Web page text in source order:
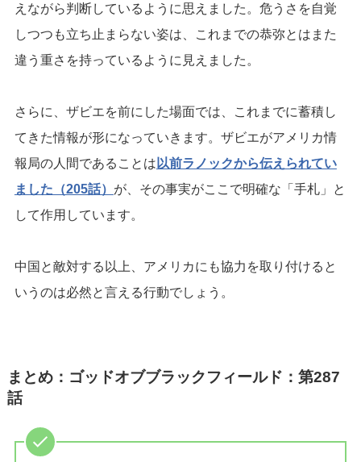
えながら判断しているように思えました。危うさを自覚
しつつも立ち止まらない姿は、これまでの恭弥とはまた
違う重さを持っているように見えました。
さらに、ザビエを前にした場面では、これまでに蓄積し
てきた情報が形になっていきます。ザビエがアメリカ情
報局の人間であることは 以前ラノックから伝えられてい
ました（205話） が、その事実がここで明確な「手札」と
して作用しています。
中国と敵対する以上、アメリカにも協力を取り付けると
いうのは必然と言える行動でしょう。
まとめ：ゴッドオブブラックフィールド：第287
話